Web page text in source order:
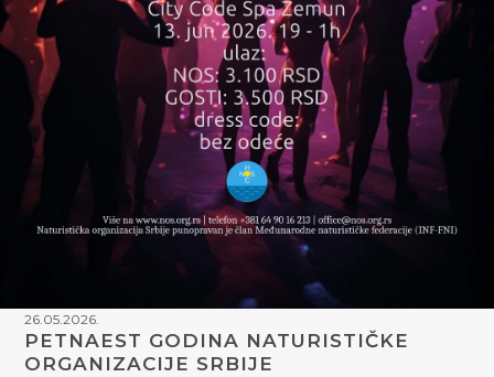
26.05.2026.
PETNAEST GODINA NATURISTIČKE
ORGANIZACIJE SRBIJE